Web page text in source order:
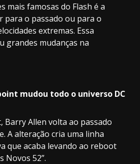
mais famosas do Flash é a
para o passado ou para o
extremas. Essa
grandes mudanças na
mudou todo o universo DC
Barry Allen volta ao passado
A alteração cria uma linha
que acaba levando ao reboot
Novos 52”.